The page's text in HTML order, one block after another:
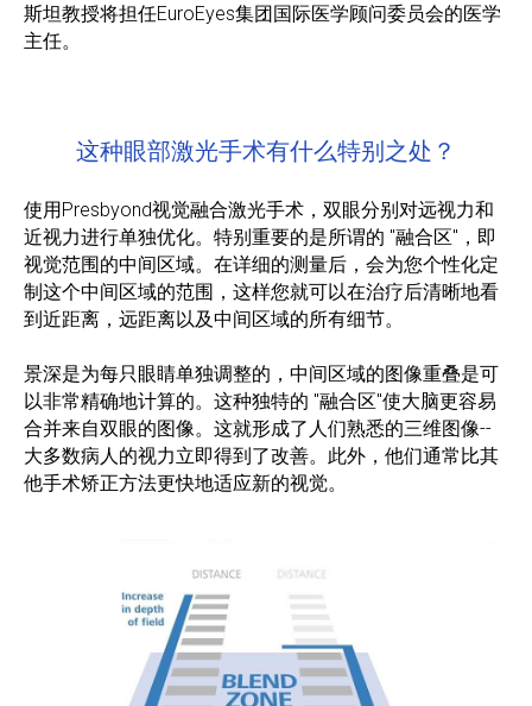
斯坦教授将担任EuroEyes集团国际医学顾问委员会的医学
主任。
这种眼部激光手术有什么特别之处？
使用Presbyond视觉融合激光手术，双眼分别对远视力和
近视力进行单独优化。特别重要的是所谓的 "融合区"，即
视觉范围的中间区域。在详细的测量后，会为您个性化定
制这个中间区域的范围，这样您就可以在治疗后清晰地看
到近距离，远距离以及中间区域的所有细节。
景深是为每只眼睛单独调整的，中间区域的图像重叠是可
以非常精确地计算的。这种独特的 "融合区"使大脑更容易
合并来自双眼的图像。这就形成了人们熟悉的三维图像--
大多数病人的视力立即得到了改善。此外，他们通常比其
他手术矫正方法更快地适应新的视觉。